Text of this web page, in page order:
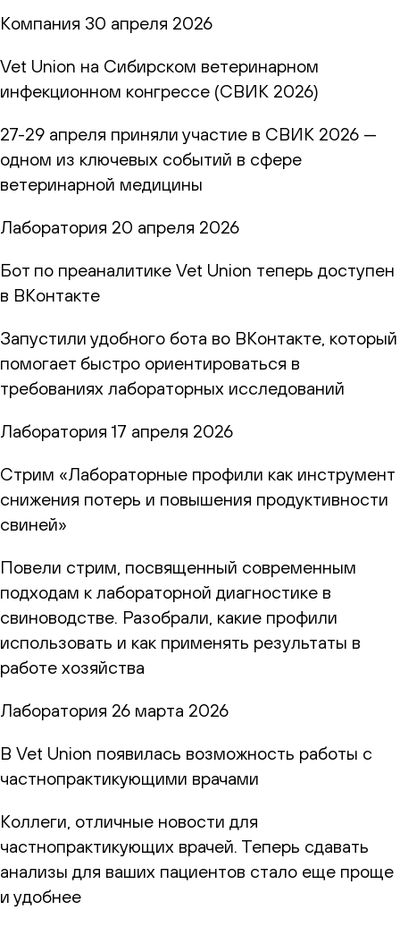
Компания 30 апреля 2026
Vet Union на Сибирском ветеринарном
инфекционном конгрессе (СВИК 2026)
27-29 апреля приняли участие в СВИК 2026 —
одном из ключевых событий в сфере
ветеринарной медицины
Лаборатория 20 апреля 2026
Бот по преаналитике Vet Union теперь доступен
в ВКонтакте
Запустили удобного бота во ВКонтакте, который
помогает быстро ориентироваться в
требованиях лабораторных исследований
Лаборатория 17 апреля 2026
Стрим «Лабораторные профили как инструмент
снижения потерь и повышения продуктивности
свиней»
Повели стрим, посвященный современным
подходам к лабораторной диагностике в
свиноводстве. Разобрали, какие профили
использовать и как применять результаты в
работе хозяйства
Лаборатория 26 марта 2026
В Vet Union появилась возможность работы с
частнопрактикующими врачами
Коллеги, отличные новости для
частнопрактикующих врачей. Теперь сдавать
анализы для ваших пациентов стало еще проще
и удобнее